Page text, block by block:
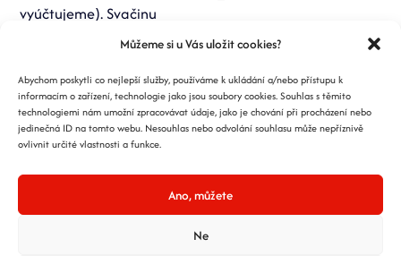
Můžeme si u Vás uložit cookies?
Abychom poskytli co nejlepší služby, používáme k ukládání a/nebo přístupu k
informacím o zařízení, technologie jako jsou soubory cookies. Souhlas s těmito
technologiemi nám umožní zpracovávat údaje, jako je chování při procházení nebo
jedinečná ID na tomto webu. Nesouhlas nebo odvolání souhlasu může nepříznivě
ovlivnit určité vlastnosti a funkce.
Ano, můžete
Ne
vyúčtujeme). Svačinu
a pití, kapesné na kofolu,
jedno zdravotní pivo
.
Vhodné oblečení,
případně převlečení
nebrat zavazadla do ruky
(igelitové tašky